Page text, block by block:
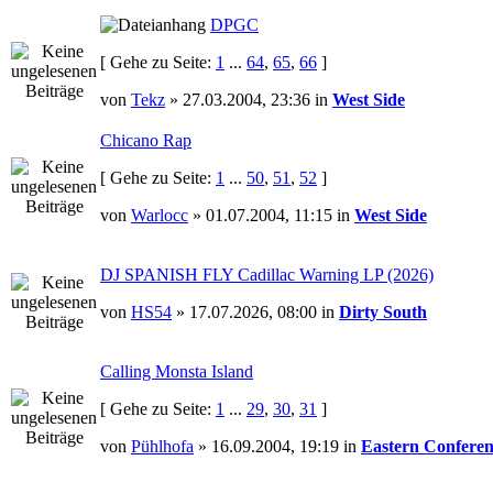
DPGC
[ Gehe zu Seite: 1 ... 64, 65, 66 ]
von Tekz » 27.03.2004, 23:36 in West Side
Chicano Rap
[ Gehe zu Seite: 1 ... 50, 51 , 52 ]
von Warlocc » 01.07.2004, 11:15 in West Side
DJ SPANISH FLY Cadillac Warning LP (2026)
von HS54 » 17.07.2026, 08:00 in Dirty South
Calling Monsta Island
[ Gehe zu Seite: 1 ... 29, 30, 31 ]
von Pühlhofa » 16.09.2004, 19:19 in Eastern